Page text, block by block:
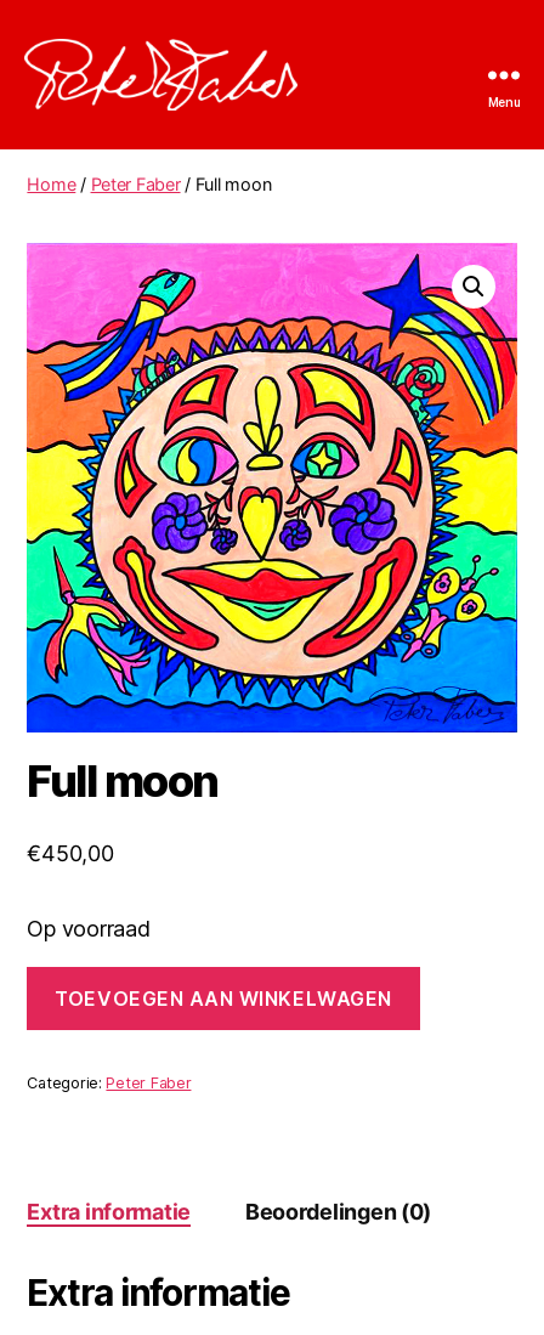
Faber
Menu
Home/ Peter Faber/ Full moon
Full moon
€450,00
Op voorraad
moon
aantal
TOEVOEGEN AAN WINKELWAGEN
Categorie:Peter Faber
Extra informatie Beoordelingen (0)
Extra informatie